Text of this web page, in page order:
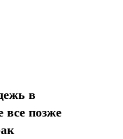
в
все позже